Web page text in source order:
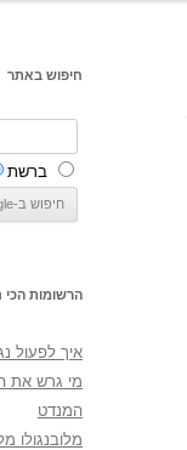
חיפוש באתר
ברשת
הרשומות הכי
איך לפעול
מי גרש את
המנדט
מלובנגולו